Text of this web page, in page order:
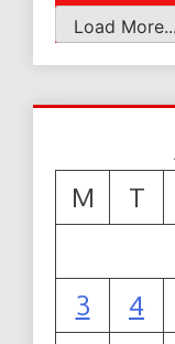
Load More...
M
T
3
4